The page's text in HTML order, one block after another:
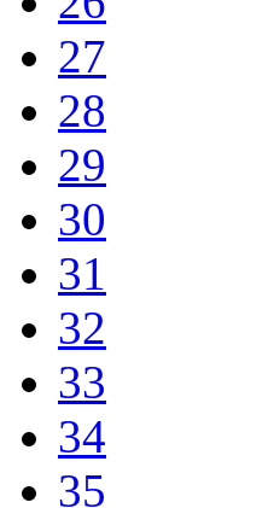
27
28
29
30
31
32
33
34
35